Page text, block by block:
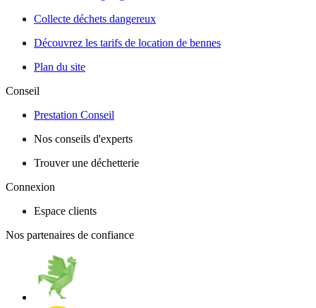
Collecte déchets dangereux
Découvrez les tarifs de location de bennes
Plan du site
Conseil
Prestation Conseil
Nos conseils d'experts
Trouver une déchetterie
Connexion
Espace clients
Nos partenaires de confiance